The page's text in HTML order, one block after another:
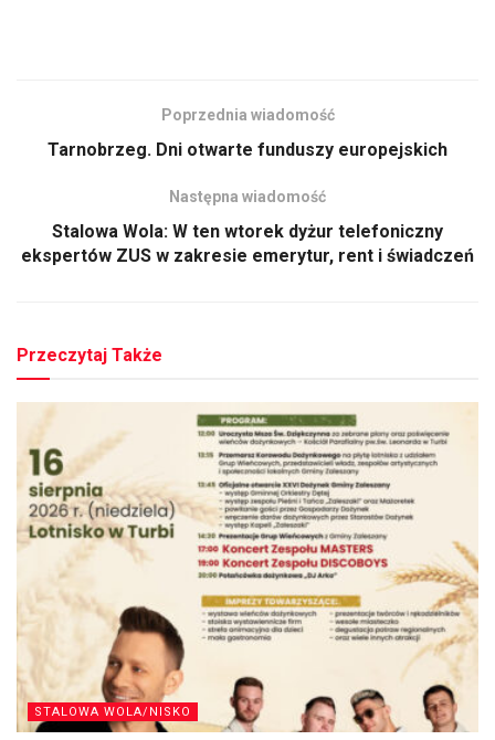
Poprzednia wiadomość
Tarnobrzeg. Dni otwarte funduszy europejskich
Następna wiadomość
Stalowa Wola: W ten wtorek dyżur telefoniczny
ekspertów ZUS w zakresie emerytur, rent i świadczeń
Przeczytaj Także
STALOWA WOLA/NISKO